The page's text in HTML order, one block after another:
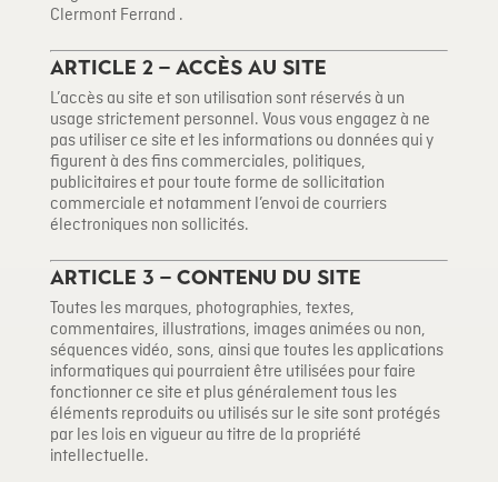
Clermont Ferrand .
Article 2 – Accès au site
L’accès au site et son utilisation sont réservés à un
usage strictement personnel. Vous vous engagez à ne
pas utiliser ce site et les informations ou données qui y
figurent à des fins commerciales, politiques,
publicitaires et pour toute forme de sollicitation
commerciale et notamment l’envoi de courriers
électroniques non sollicités.
Article 3 – Contenu du site
Toutes les marques, photographies, textes,
commentaires, illustrations, images animées ou non,
séquences vidéo, sons, ainsi que toutes les applications
informatiques qui pourraient être utilisées pour faire
fonctionner ce site et plus généralement tous les
éléments reproduits ou utilisés sur le site sont protégés
par les lois en vigueur au titre de la propriété
intellectuelle.